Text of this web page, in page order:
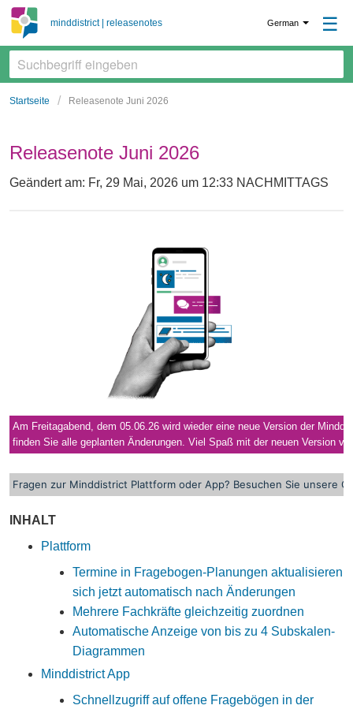
minddistrict | releasenotes German ☰
Startseite Releasenote Juni 2026
Releasenote Juni 2026
Geändert am: Fr, 29 Mai, 2026 um 12:33 NACHMITTAGS
Am Freitagabend, dem 05.06.26 wird wieder eine neue Version der
finden Sie alle geplanten Änderungen. Viel Spaß mit der neuen Version
Fragen zur Minddistrict Plattform oder App? Besuchen Sie unsere
INHALT
Plattform
Termine in Fragebogen-Planungen aktualisieren
sich jetzt automatisch nach Änderungen
Mehrere Fachkräfte gleichzeitig zuordnen
Automatische Anzeige von bis zu 4 Subskalen-
Diagrammen
Minddistrict App
Schnellzugriff auf offene Fragebögen in der